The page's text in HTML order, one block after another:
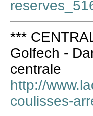
***
Golfech -
centrale
http://
coulisses-